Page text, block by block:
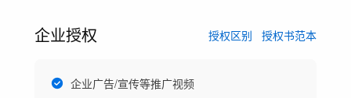
企业授权 授权区别 授权书范本
企业广告/宣传等推广视频